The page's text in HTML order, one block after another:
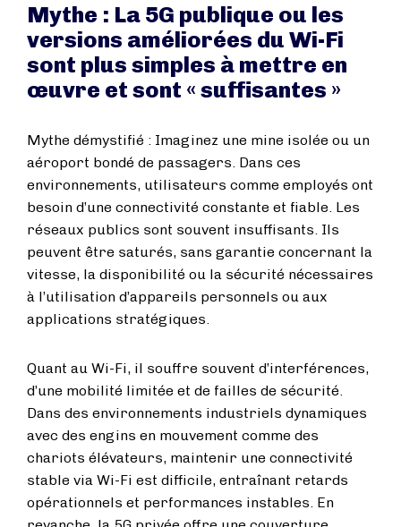
Mythe : La 5G publique ou les
versions améliorées du Wi-Fi
sont plus simples à mettre en
œuvre et sont « suffisantes »
Mythe démystifié : Imaginez une mine isolée ou un
aéroport bondé de passagers. Dans ces
environnements, utilisateurs comme employés ont
besoin d’une connectivité constante et fiable. Les
réseaux publics sont souvent insuffisants. Ils
peuvent être saturés, sans garantie concernant la
vitesse, la disponibilité ou la sécurité nécessaires
à l’utilisation d’appareils personnels ou aux
applications stratégiques.
Quant au Wi-Fi, il souffre souvent d’interférences,
d’une mobilité limitée et de failles de sécurité.
Dans des environnements industriels dynamiques
avec des engins en mouvement comme des
chariots élévateurs, maintenir une connectivité
stable via Wi-Fi est difficile, entraînant retards
opérationnels et performances instables. En